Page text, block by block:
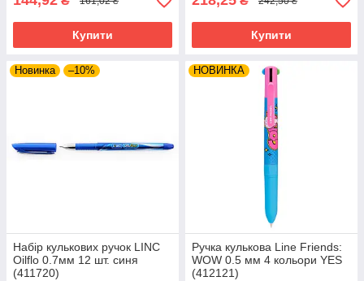
Купити Купити
Новинка –10%
Набір кулькових ручок LINC
Oilflo 0.7мм 12 шт. синя
(411720)
НОВИНКА
Ручка кулькова Line Friends:
WOW 0.5 мм 4 кольори YES
(412121)